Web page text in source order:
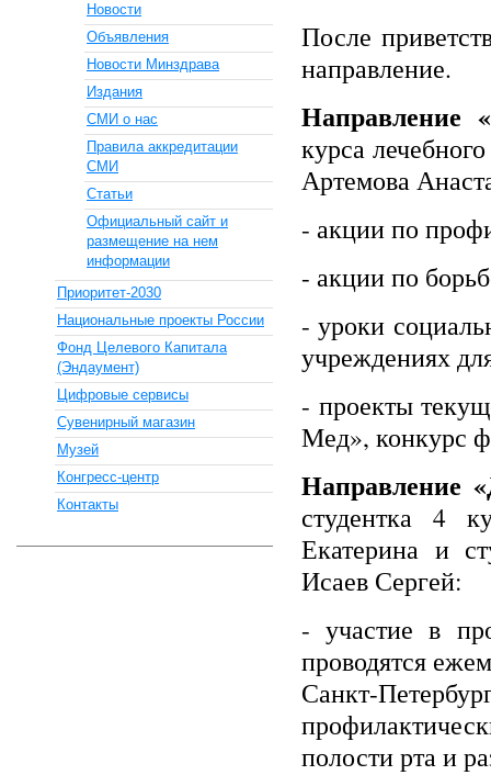
После
направление.
Направление
курса
Артемова
- акции по
- акции по
- уроки
учреждениях
- проекты
Мед», конкурс
Направление
студентка 4
Екатерина и
Исаев Сергей:
- участие в
проводятся
Санкт-
полости рта и
Новости
Объявления
Новости Минздрава
Издания
СМИ о нас
Правила аккредитации
СМИ
Статьи
Официальный сайт и
размещение на нем
информации
Приоритет-2030
Национальные проекты России
Фонд Целевого Капитала
(Эндаумент)
Цифровые сервисы
Сувенирный магазин
Музей
Конгресс-центр
Контакты